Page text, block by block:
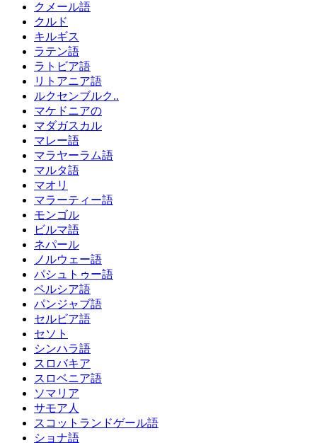
クメール語
クルド
キルギス
ラテン語
ラトビア語
リトアニア語
ルクセンブルク..
マケドニアの
マダガスカル
マレー語
マラヤーラム語
マルタ語
マオリ
マラーティー語
モンゴル
ビルマ語
ネパール
ノルウェー語
パシュトゥー語
ペルシア語
パンジャブ語
セルビア語
セソト
シンハラ語
スロバキア
スロベニア語
ソマリア
サモア人
スコットランドゲール語
ショナ語